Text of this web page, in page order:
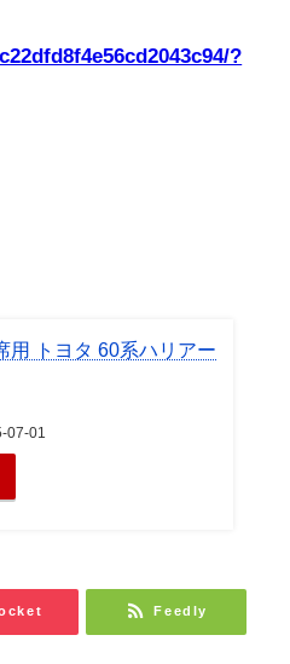
?
用 トヨタ 60系ハリアー
07-01
Feedly